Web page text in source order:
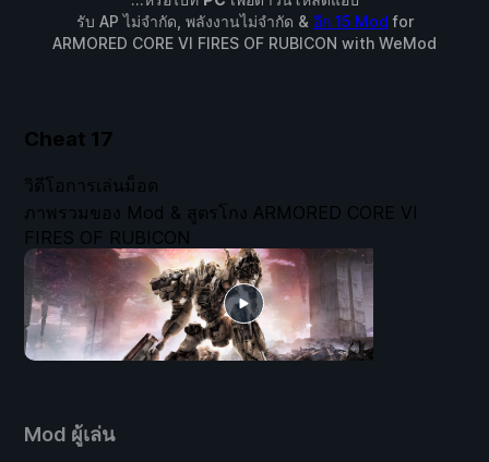
รับ AP ไม่จำกัด, พลังงานไม่จำกัด & อีก 15 Mod for
ARMORED CORE VI FIRES OF RUBICON with WeMod
Cheat 17
Mod ผู้เล่น
วิดีโอการเล่นม็อด
ภาพรวมของ Mod & สูตรโกง ARMORED CORE VI
FIRES OF RUBICON